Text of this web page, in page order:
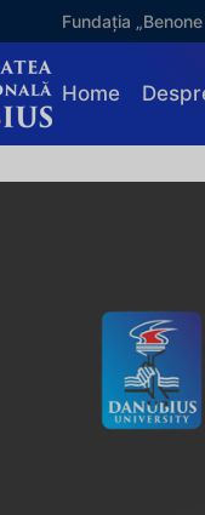
Fundația
Home